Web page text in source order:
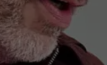
und Updates
ID.